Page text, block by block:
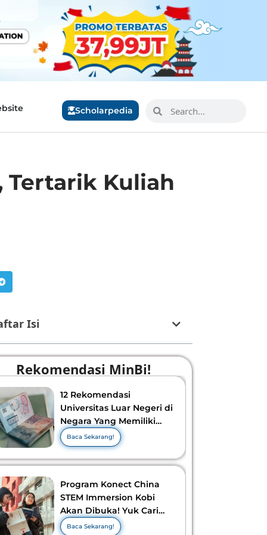
Scholarpedia
Tertarik Kuliah
Isi
Rekomendasi MinBi!
12 Rekomendasi
Universitas Luar Negeri di
Negara Yang Memiliki
Visa Murah di 2026-2027!
Baca Sekarang!
Program Konect China
STEM Immersion Kobi
Akan Dibuka! Yuk Cari
Tahu Info Selengkapnya!
Baca Sekarang!